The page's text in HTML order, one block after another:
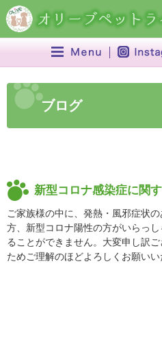
ブログ
新型コロナ感染症に関
ご家族様の中に、発熱・風邪症状
方、新型コロナ陽性の方がいらっ
ることができません。大変申し訳
ためご理解のほどよろしくお願いい